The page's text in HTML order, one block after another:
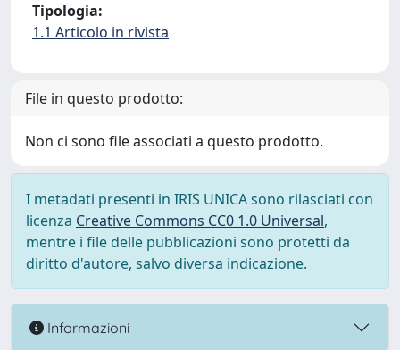
Tipologia:
1.1 Articolo in rivista
File in questo prodotto:
Non ci sono file associati a questo prodotto.
I metadati presenti in IRIS UNICA sono rilasciati con
licenza Creative Commons CC0 1.0 Universal,
mentre i file delle pubblicazioni sono protetti da
diritto d'autore, salvo diversa indicazione.
Informazioni